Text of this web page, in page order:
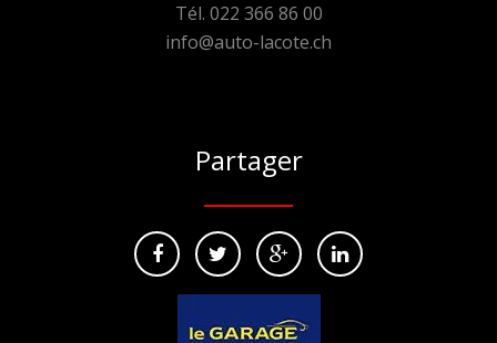
Tél. 022 366 86 00
info@auto-lacote.ch
Partager